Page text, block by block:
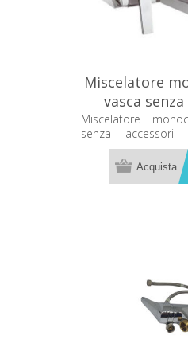
Miscelatore
vasca
Mariani
Miscelatore
senza accessori
212/PF